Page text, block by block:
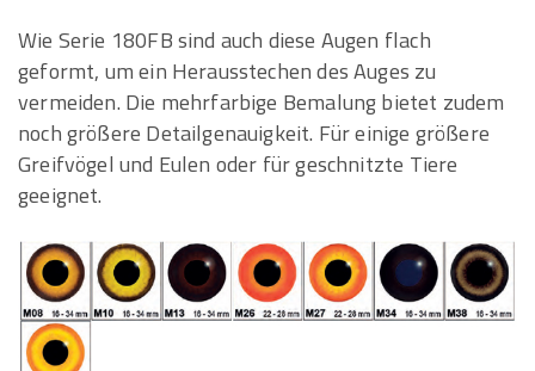
Wie Serie 180FB sind auch diese Augen flach
geformt, um ein Herausstechen des Auges zu
vermeiden. Die mehrfarbige Bemalung bietet zudem
noch größere Detailgenauigkeit. Für einige größere
Greifvögel und Eulen oder für geschnitzte Tiere
geeignet.